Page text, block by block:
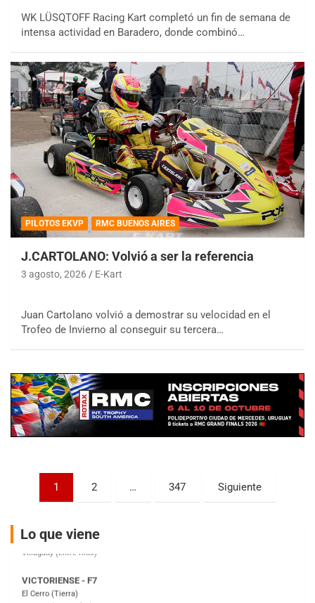
WK LÜSQTOFF Racing Kart completó un fin de semana de
intensa actividad en Baradero, donde combinó…
PILOTOS EKVP RMC BUENOS AIRES
J.CARTOLANO: Volvió a ser la referencia
3 agosto, 2026 E-Kart
Juan Cartolano volvió a demostrar su velocidad en el
Trofeo de Invierno al conseguir su tercera…
Paginación
entradas
1 2 … 347 Siguiente
Lo que viene
COBERTURA ESPECIAL DE E-KART.COM.AR
08/09-AGO
Baradero (Buenos Aires)
KDO - F6
Ciudad de Trenque Lauquen (Asfalto)
Trenque Lauquen (Buenos Aires)
Parque de la Velocidad (Asfalto)
Villaguay (Entre Ríos)
El Cerro (Tierra)
Victoria (Entre Ríos)
Moto Club Reginense (Tierra)
Gral. E. Godoy (Río Negro)